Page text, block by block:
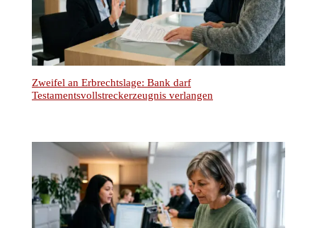
Zweifel an Erbrechtslage: Bank darf
Testamentsvollstreckerzeugnis verlangen